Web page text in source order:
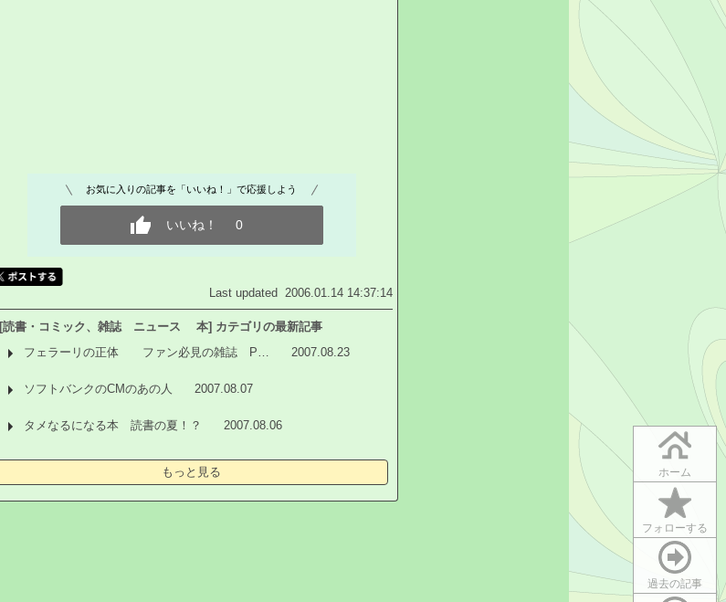
ホーム
フォローする
過去の記事
お気に入りの記事を「いいね！」で応援しよう
いいね！ 0
Last updated 2006.01.14 14:37:14
[読書・コミック、雑誌 ニュース 本] カテゴリの最新記事
フェラーリの正体 ファン必見の雑誌 P…
2007.08.23
ソフトバンクのCMのあの人 2007.08.07
タメなるになる本 読書の夏！？ 2007.08.06
もっと見る